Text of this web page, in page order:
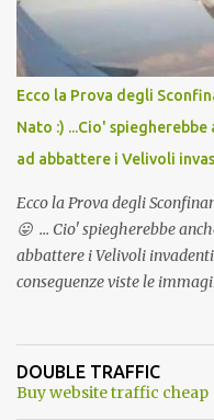
Ecco la Prova degli
Nato :) ...Cio'
ad abbattere i Velivoli
Ecco la Prova degli
😛 ... Cio' spiegherebbe
abbattere i Velivoli
conseguenze viste le
ancora una fantasia Nato o
una guerra mondiale che
DOUBLE TRAFFIC
Buy website traffic cheap